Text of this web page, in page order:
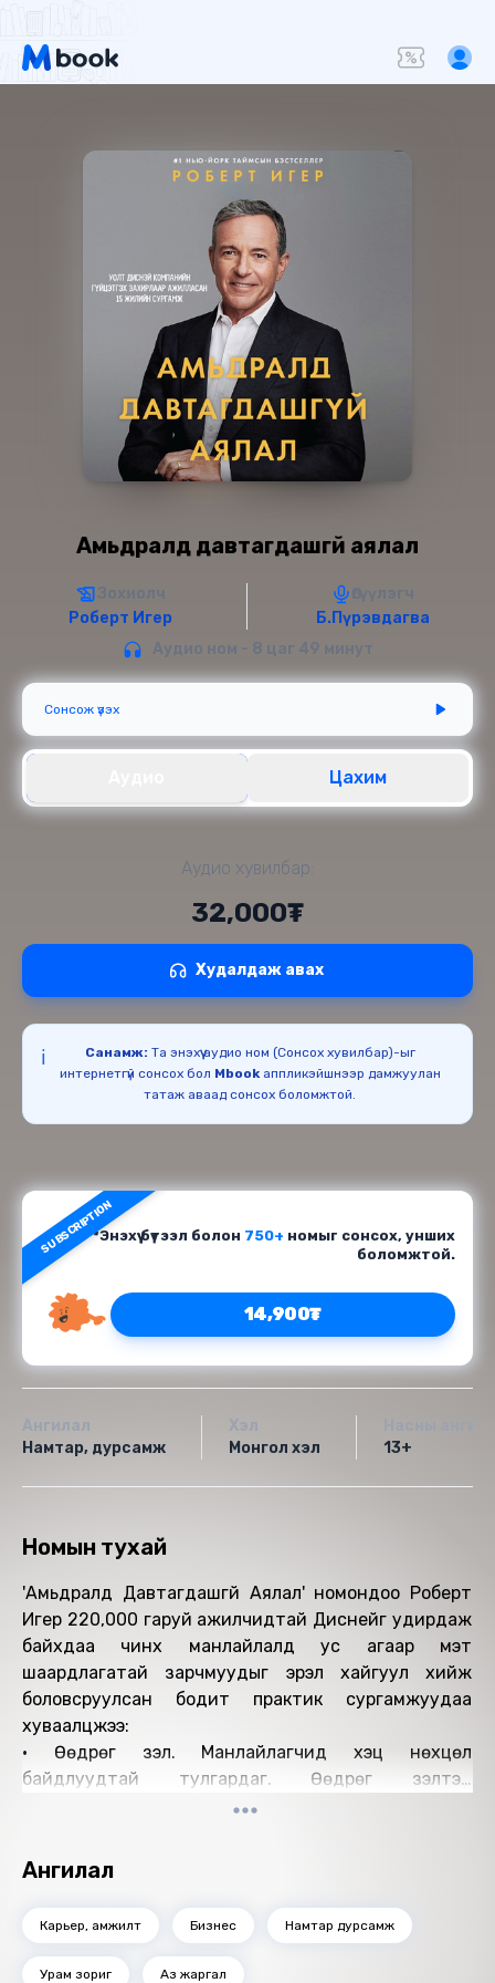
Амьдралд давтагдашгүй аялал
Зохиолч
Роберт Игер
Өгүүлэгч
Б.Пүрэвдагва
Аудио ном - 8 цаг 49 минут
Сонсож үзэх
Цахим
Аудио хувилбар:
32,000₮
Худалдаж авах
ℹ️ Санамж: Та энэхүү аудио ном (Сонсох хувилбар)-ыг
интернетгүй сонсох бол Mbookаппликэйшнээр дамжуулан
татаж аваад сонсох боломжтой.
SUBSCRIPTION*Энэхүү бүтээл болон 750+ номыг сонсох, унших
боломжтой.
14,900₮
Ангилал
Намтар, дурсамж
Хэл
Монгол хэл
13+
Номын тухай
'Амьдралд Давтагдашгүй Аялал' номондоо Роберт
Игер 220,000 гаруй ажилчидтай Диснейг удирдаж
байхдаа чинхүү манлайлалд ус агаар мэт
шаардлагатай зарчмуудыг эрэл хайгуул хийж
боловсруулсан бодит практик сургамжуудаа
хуваалцжээ:
• Өөдрөг үзэл. Манлайлагчид хэцүү нөхцөл
байдлуудтай тулгардаг. Өөдрөг үзэлтэй
манлайлагчид бүтэлгүй царайлж, буруутан хайж
хайж олж, түүндээ анхаарлаа бүрэн хандуулдаг.
• Эр зориг. Манлайлагчид эрсдэл хүлээхэд бэлэн
байж, томоохон бооцоог тавьж чаддаг байх
хэрэгтэй. Алдахаас айх айдас нь бүтээлч сэтгэлгээг
Ангилал
Карьер, амжилт Бизнес Намтар дурсамж
Урам зориг Аз жаргал